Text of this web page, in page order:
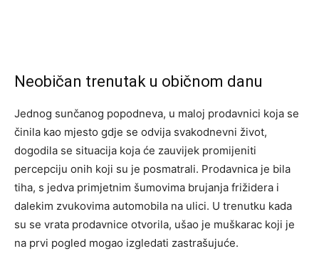
Neobičan trenutak u običnom danu
Jednog sunčanog popodneva, u maloj prodavnici koja se
činila kao mjesto gdje se odvija svakodnevni život,
dogodila se situacija koja će zauvijek promijeniti
percepciju onih koji su je posmatrali. Prodavnica je bila
tiha, s jedva primjetnim šumovima brujanja frižidera i
dalekim zvukovima automobila na ulici. U trenutku kada
su se vrata prodavnice otvorila, ušao je muškarac koji je
na prvi pogled mogao izgledati zastrašujuće.